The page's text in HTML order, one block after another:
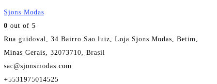
Sjons Modas
0 out of 5
Rua guidoval, 34 Bairro Sao luiz, Loja Sjons Modas, Betim,
Minas Gerais, 32073710, Brasil
sac@sjonsmodas.com
+5531975014525